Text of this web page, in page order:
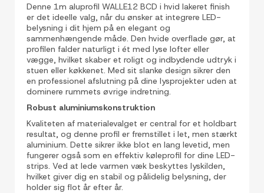
Denne 1m aluprofil WALLE12 BCD i hvid lakeret finish
er det ideelle valg, når du ønsker at integrere LED-
belysning i dit hjem på en elegant og
sammenhængende måde. Den hvide overflade gør, at
profilen falder naturligt i ét med lyse lofter eller
vægge, hvilket skaber et roligt og indbydende udtryk i
stuen eller køkkenet. Med sit slanke design sikrer den
en professionel afslutning på dine lysprojekter uden at
dominere rummets øvrige indretning.
Robust aluminiumskonstruktion
Kvaliteten af materialevalget er central for et holdbart
resultat, og denne profil er fremstillet i let, men stærkt
aluminium. Dette sikrer ikke blot en lang levetid, men
fungerer også som en effektiv køleprofil for dine LED-
strips. Ved at lede varmen væk beskyttes lyskilden,
hvilket giver dig en stabil og pålidelig belysning, der
holder sig flot år efter år.